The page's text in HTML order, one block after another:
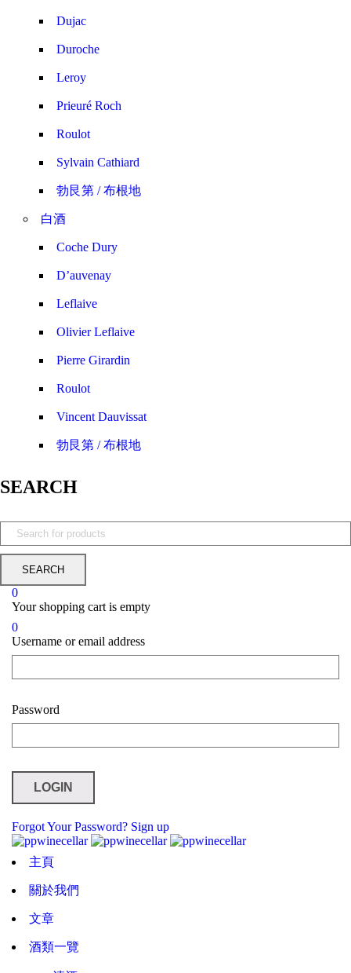
Dujac
Duroche
Leroy
Prieuré Roch
Roulot
Sylvain Cathiard
勃艮第 / 布根地
白酒
Coche Dury
D’auvenay
Leflaive
Olivier Leflaive
Pierre Girardin
Roulot
Vincent Dauvissat
勃艮第 / 布根地
SEARCH
0
Your shopping cart is empty
0
Username or email address
Password
Forgot Your Password? Sign up
主頁
關於我們
文章
酒類一覽